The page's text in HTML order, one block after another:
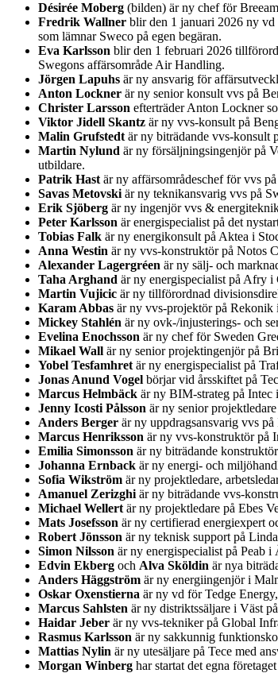
Désirée Moberg (bilden) är ny chef för
Fredrik Wallner blir den 1 januari 2026 ny
som lämnar Sweco på egen begäran.
Eva Karlsson blir den 1 februari 2026
Swegons affärsområde Air Handling.
Jörgen Lapuhs är ny ansvarig för
Anton Lockner är ny senior konsult vvs på
Christer Larsson efterträder Anton Lockner
Viktor Jidell Skantz är ny vvs-konsult på
Malin Grufstedt är ny biträdande vvs-konsult
Martin Nylund är ny försäljningsingenjör på
utbildare.
Patrik Hast är ny affärsområdeschef för vvs
Savas Metovski är ny teknikansvarig vvs på
Erik Sjöberg är ny ingenjör vvs &
Peter Karlsson är energispecialist på det
Tobias Falk är ny energikonsult på Aktea i
Anna Westin är ny vvs-konstruktör på Notos
Alexander Lagergréen är ny sälj- och
Taha Arghand är ny energispecialist på Afry
Martin Vujicic är ny tillförordnad
Karam Abbas är ny vvs-projektör på Rekonik
Mickey Stahlén är ny ovk-/injusterings- och
Evelina Enochsson är ny chef för Sweden
Mikael Wall är ny senior projektingenjör på
Yobel Tesfamhret är ny energispecialist på
Jonas Anund Vogel börjar vid årsskiftet på
Marcus Helmbäck är ny BIM-strateg på
Jenny Icosti Pålsson är ny senior
Anders Berger är ny uppdragsansvarig vvs
Marcus Henriksson är ny vvs-konstruktör på
Emilia Simonsson är ny biträdande
Johanna Ernback är ny energi- och
Sofia Wikström är ny projektledare,
Amanuel Zerizghi är ny biträdande vvs-
Michael Wellert är ny projektledare på Ebes
Mats Josefsson är ny certifierad energiexpert
Robert Jönsson är ny teknisk support på
Simon Nilsson är ny energispecialist på Peab
Edvin Ekberg och Alva Sköldin är nya
Anders Häggström är ny energiingenjör i
Oskar Oxenstierna är ny vd för Tedge
Marcus Sahlsten är ny distriktssäljare i Väst
Haidar Jeber är ny vvs-tekniker på Global
Rasmus Karlsson är ny sakkunnig
Mattias Nylin är ny utesäljare på Tece med
Morgan Winberg har startat det egna